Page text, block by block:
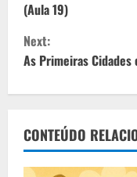
n
t
i
n
u
(Aula 19)
Next:
As Primeiras Cidades
CONTEÚDO